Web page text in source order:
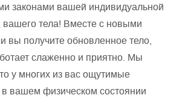
законами вашей индивидуальной
вашего тела! Вместе с новыми
вы получите обновленное тело,
слаженно и приятно. Мы
у многих из вас ощутимые
вашем физическом состоянии